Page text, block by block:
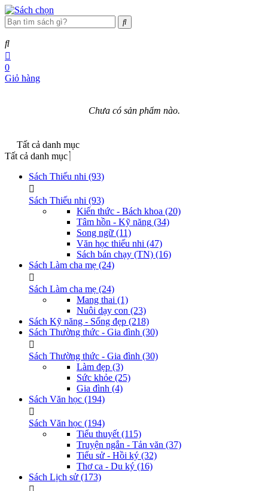
0
Giỏ hàng
Chưa có sản phẩm nào.
Tất cả danh mục
Tất cả danh mục
Sách Thiếu nhi (93)
Sách Thiếu nhi (93)
Kiến thức - Bách khoa (20)
Tâm hồn - Kỹ năng (34)
Song ngữ (11)
Văn học thiếu nhi (47)
Sách bán chạy (TN) (16)
Sách Làm cha mẹ (24)
Sách Làm cha mẹ (24)
Mang thai (1)
Nuôi dạy con (23)
Sách Kỹ năng - Sống đẹp (218)
Sách Thường thức - Gia đình (30)
Sách Thường thức - Gia đình (30)
Làm đẹp (3)
Sức khỏe (25)
Gia đình (4)
Sách Văn học (194)
Sách Văn học (194)
Tiểu thuyết (115)
Truyện ngắn - Tản văn (37)
Tiểu sử - Hồi ký (32)
Thơ ca - Du ký (16)
Sách Lịch sử (173)